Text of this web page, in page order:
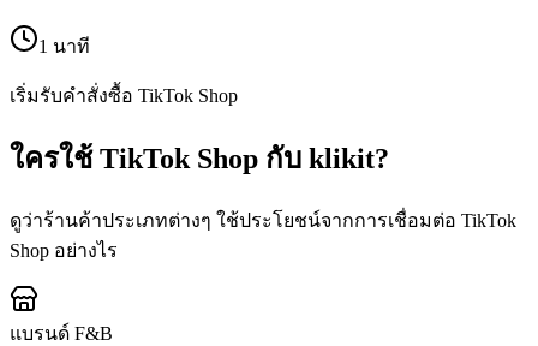
1 นาที
เริ่มรับคำสั่งซื้อ TikTok Shop
ใครใช้ TikTok Shop กับ klikit?
ดูว่าร้านค้าประเภทต่างๆ ใช้ประโยชน์จากการเชื่อมต่อ TikTok
Shop อย่างไร
แบรนด์ F&B